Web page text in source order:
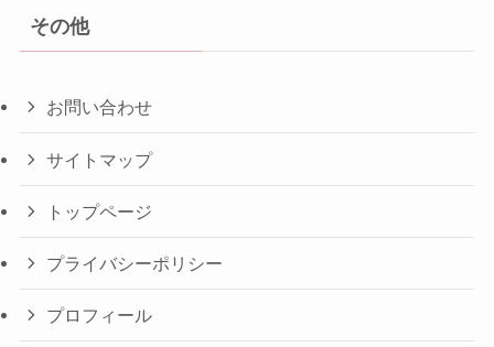
その他
お問い合わせ
サイトマップ
トップページ
プライバシーポリシー
プロフィール